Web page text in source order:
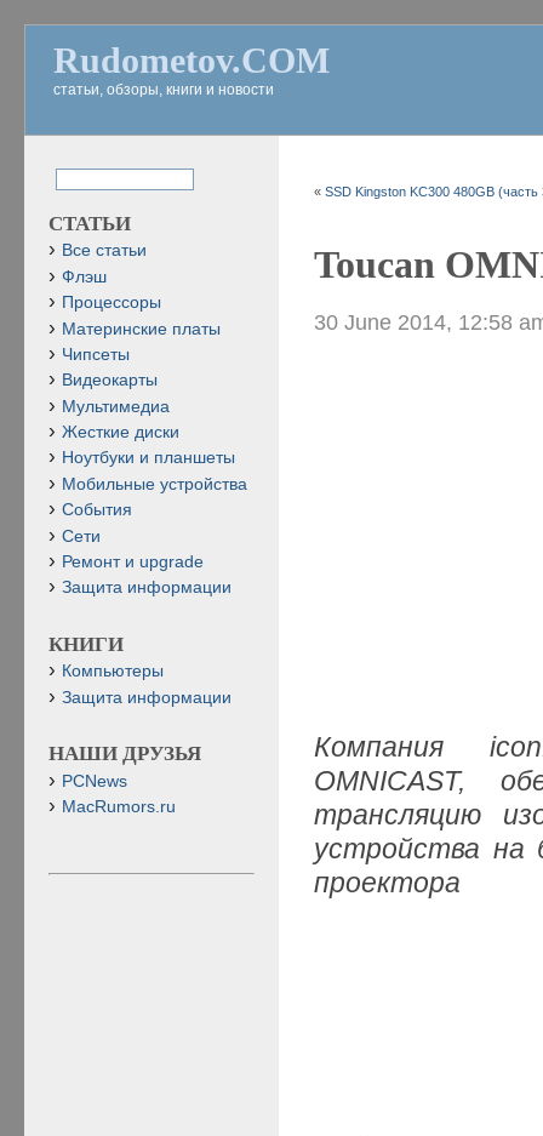
Rudometov.COM
статьи, обзоры, книги и новости
«SSD Kingston KC300 480GB (часть
Toucan
30 June 2014, 12:58
Компания
OMNICAST,
трансляцию
устройства на
проектора
СТАТЬИ
Все статьи
Флэш
Процессоры
Материнские платы
Чипсеты
Видеокарты
Мультимедиа
Жесткие диски
Ноутбуки и планшеты
Мобильные устройства
События
Сети
Ремонт и upgrade
Защита информации
КНИГИ
Компьютеры
Защита информации
НАШИ ДРУЗЬЯ
PCNews
MacRumors.ru